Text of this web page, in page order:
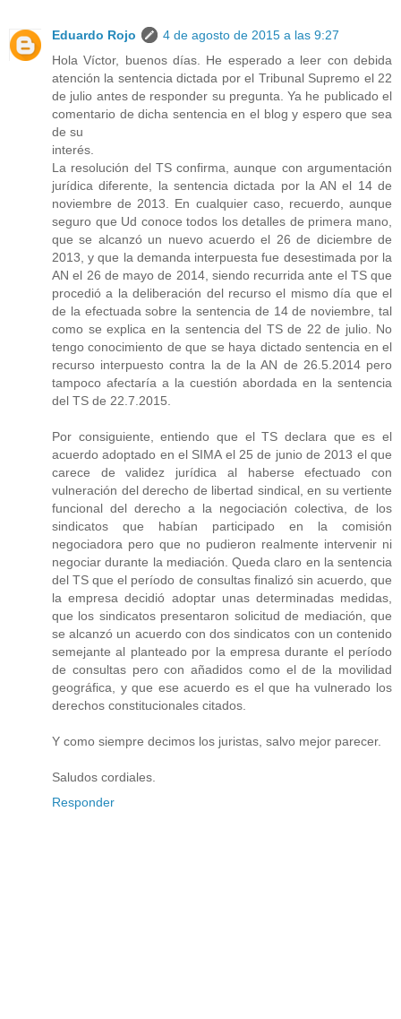
Eduardo Rojo
4 de agosto de 2015 a las 9:27
Hola Víctor, buenos días. He esperado a leer con debida
atención la sentencia dictada por el Tribunal Supremo el 22
de julio antes de responder su pregunta. Ya he publicado el
comentario de dicha sentencia en el blog y espero que sea
de su
interés.
La resolución del TS confirma, aunque con argumentación
jurídica diferente, la sentencia dictada por la AN el 14 de
noviembre de 2013. En cualquier caso, recuerdo, aunque
seguro que Ud conoce todos los detalles de primera mano,
que se alcanzó un nuevo acuerdo el 26 de diciembre de
2013, y que la demanda interpuesta fue desestimada por la
AN el 26 de mayo de 2014, siendo recurrida ante el TS que
procedió a la deliberación del recurso el mismo día que el
de la efectuada sobre la sentencia de 14 de noviembre, tal
como se explica en la sentencia del TS de 22 de julio. No
tengo conocimiento de que se haya dictado sentencia en el
recurso interpuesto contra la de la AN de 26.5.2014 pero
tampoco afectaría a la cuestión abordada en la sentencia
del TS de 22.7.2015.
Por consiguiente, entiendo que el TS declara que es el
acuerdo adoptado en el SIMA el 25 de junio de 2013 el que
carece de validez jurídica al haberse efectuado con
vulneración del derecho de libertad sindical, en su vertiente
funcional del derecho a la negociación colectiva, de los
sindicatos que habían participado en la comisión
negociadora pero que no pudieron realmente intervenir ni
negociar durante la mediación. Queda claro en la sentencia
del TS que el período de consultas finalizó sin acuerdo, que
la empresa decidió adoptar unas determinadas medidas,
que los sindicatos presentaron solicitud de mediación, que
se alcanzó un acuerdo con dos sindicatos con un contenido
semejante al planteado por la empresa durante el período
de consultas pero con añadidos como el de la movilidad
geográfica, y que ese acuerdo es el que ha vulnerado los
derechos constitucionales citados.
Y como siempre decimos los juristas, salvo mejor parecer.
Saludos cordiales.
Responder